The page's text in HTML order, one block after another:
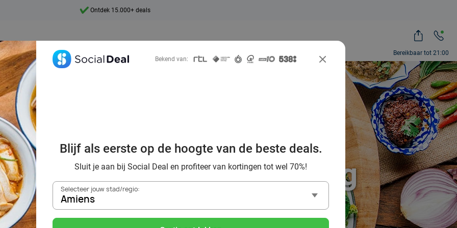
Bereikbaar tot 21:00
Ontdek 15.000+ deals
de beste Thaise
in Amiens en omgeving
Bekend van:
Blijf als eerste op de hoogte van de beste deals.
Sluit je aan bij Social Deal en profiteer van kortingen tot wel 70%!
Selecteer jouw stad/regio:
Amiens